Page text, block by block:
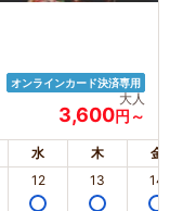
オンラインカード決済専用
大人
3,600円～
水 木 金
12 13 14